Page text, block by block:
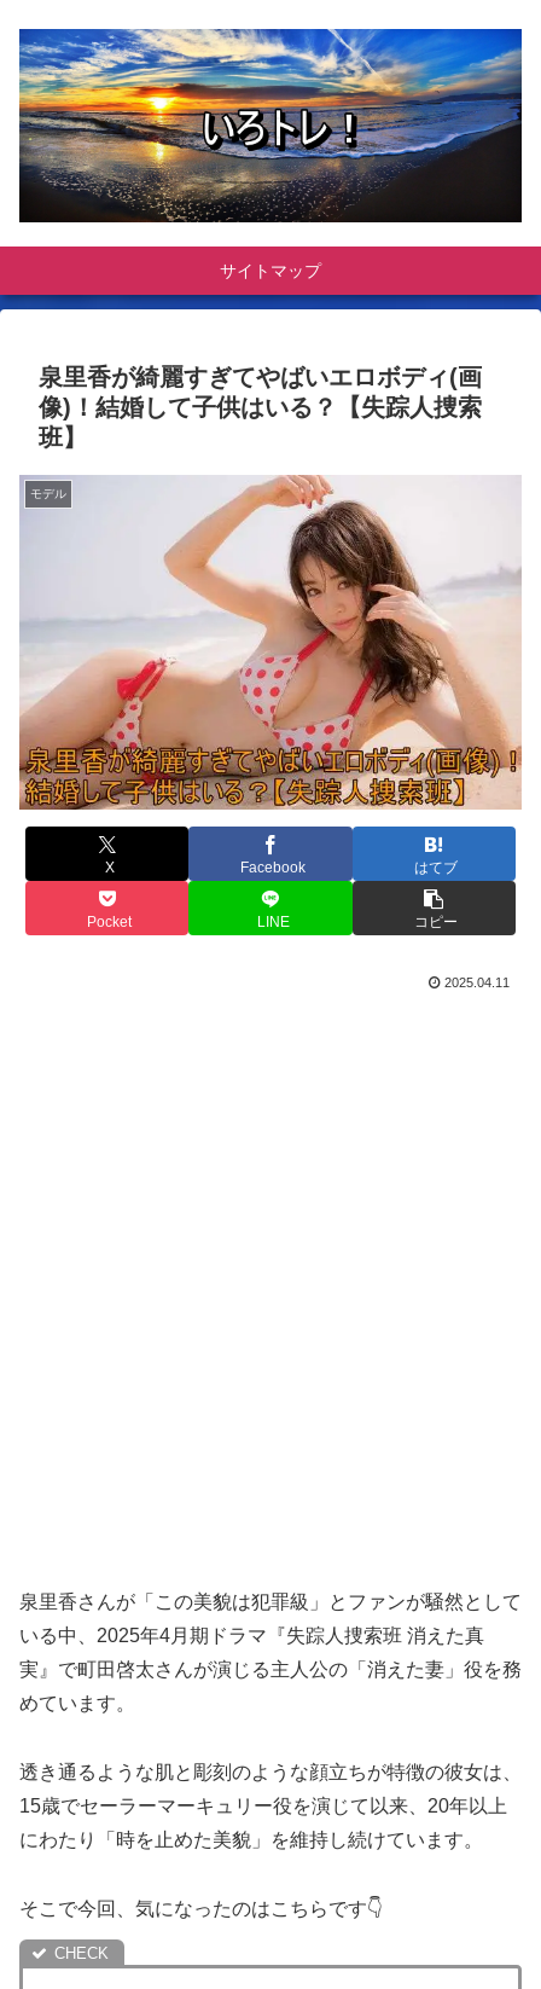
サイトマップ
泉里香が綺麗すぎてやばいエロボディ(画
像)！結婚して子供はいる？【失踪人捜索
班】
モデル
X Facebook はてブ
Pocket LINE コピー
2025.04.11
泉里香さんが「この美貌は犯罪級」とファンが騒然として
いる中、2025年4月期ドラマ『失踪人捜索班 消えた真
実』で町田啓太さんが演じる主人公の「消えた妻」役を務
めています。
透き通るような肌と彫刻のような顔立ちが特徴の彼女は、
15歳でセーラーマーキュリー役を演じて以来、20年以上
にわたり「時を止めた美貌」を維持し続けています。
そこで今回、気になったのはこちらです👇